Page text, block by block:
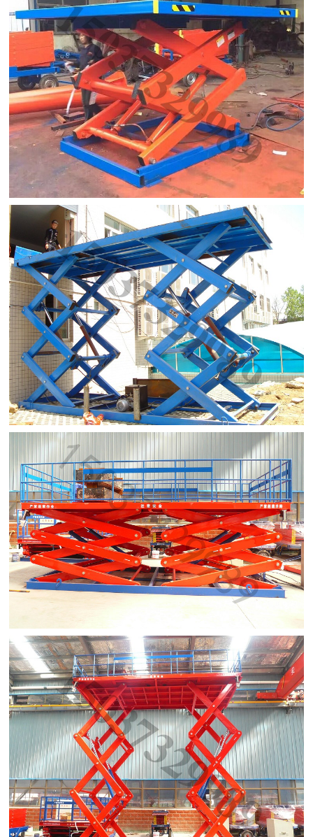
广东佛山 陈总 189/09 移动式升降平台500公斤6米 报价单已发
送。
河南洛阳 张女士 132/51 移动式升降平台500公斤8米 报价单已
发送。
福建漳州 陈经理 137/01 移动式升降平台1吨10米 咨询已解决。
河北魏县 牛总 138/20 移动式升降平台500公斤14米 报价单已发
送。
浙江宁波 丁经理 135/38 固定式升降平台 已出方案和报价单。